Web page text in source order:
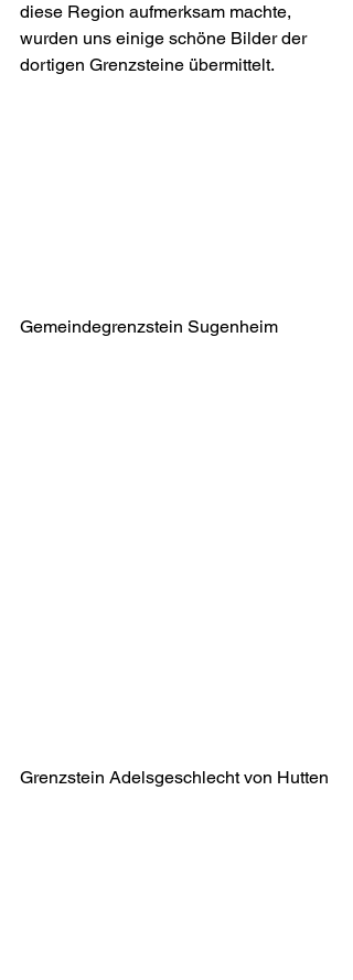
diese Region aufmerksam machte,
wurden uns einige schöne Bilder der
dortigen Grenzsteine übermittelt.
Gemeindegrenzstein Sugenheim
Grenzstein Adelsgeschlecht von Hutten